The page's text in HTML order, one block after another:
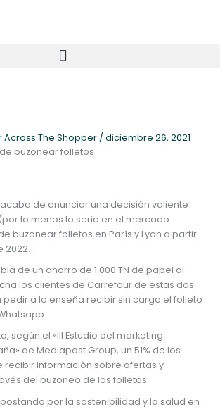
Across The Shopper / diciembre 26, 2021
buzonear folletos
de anunciar una decisión valiente
lo menos lo seria en el mercado
buzonear folletos en París y Lyon a partir
2022.
de un ahorro de 1.000 TN de papel al
los clientes de Carrefour de estas dos
a la enseña recibir sin cargo el folleto
según el «III Estudio del marketing
de Mediapost Group, un 51% de los
recibir información sobre ofertas y
del buzoneo de los folletos.
por la sostenibilidad y la salud en